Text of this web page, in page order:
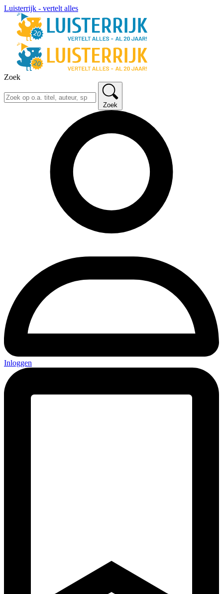
Luisterrijk - vertelt alles
Zoek
Zoek
Inloggen